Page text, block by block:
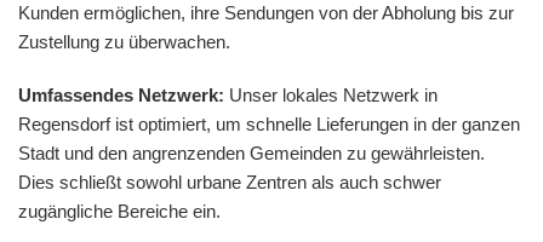
Kunden ermöglichen, ihre Sendungen von der Abholung bis zur
Zustellung zu überwachen.
Umfassendes Netzwerk: Unser lokales Netzwerk in
Regensdorf ist optimiert, um schnelle Lieferungen in der ganzen
Stadt und den angrenzenden Gemeinden zu gewährleisten.
Dies schließt sowohl urbane Zentren als auch schwer
zugängliche Bereiche ein.